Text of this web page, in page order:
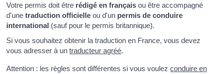
Votre permis doit être rédigé en français ou être accompagné
d'unetraduction officielle ou d'un permis de conduire
international (sauf pour le permis britannique).
Si vous souhaitez obtenir la traduction en France, vous devez
vous adresser à untraducteur agréé.
Attention : les règles sont différentes si vous voulezconduire en